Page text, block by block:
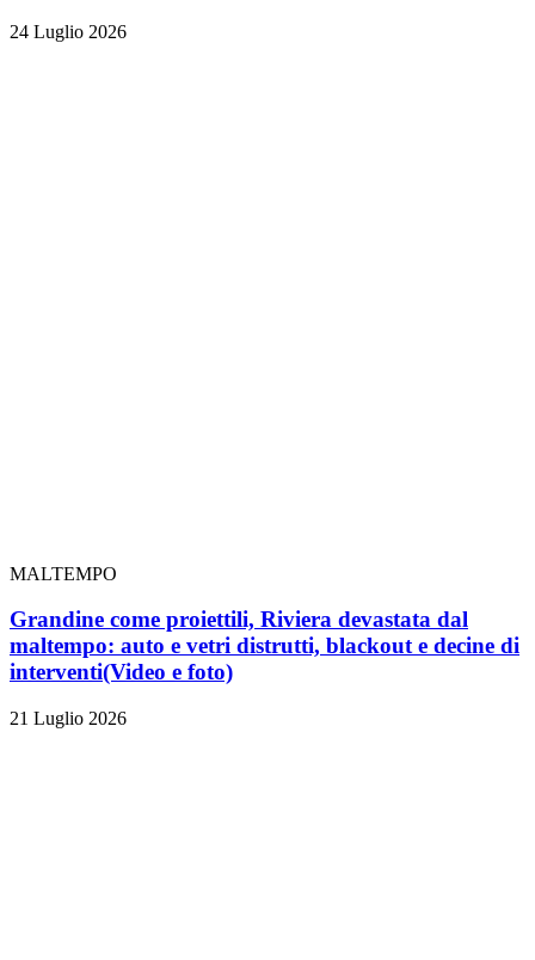
24 Luglio 2026
MALTEMPO
Grandine come proiettili, Riviera devastata dal
maltempo: auto e vetri distrutti, blackout e decine di
interventi(Video e foto)
21 Luglio 2026